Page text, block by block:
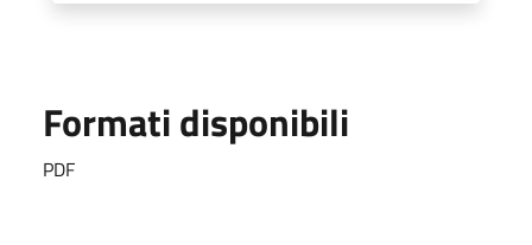
Formati disponibili
PDF